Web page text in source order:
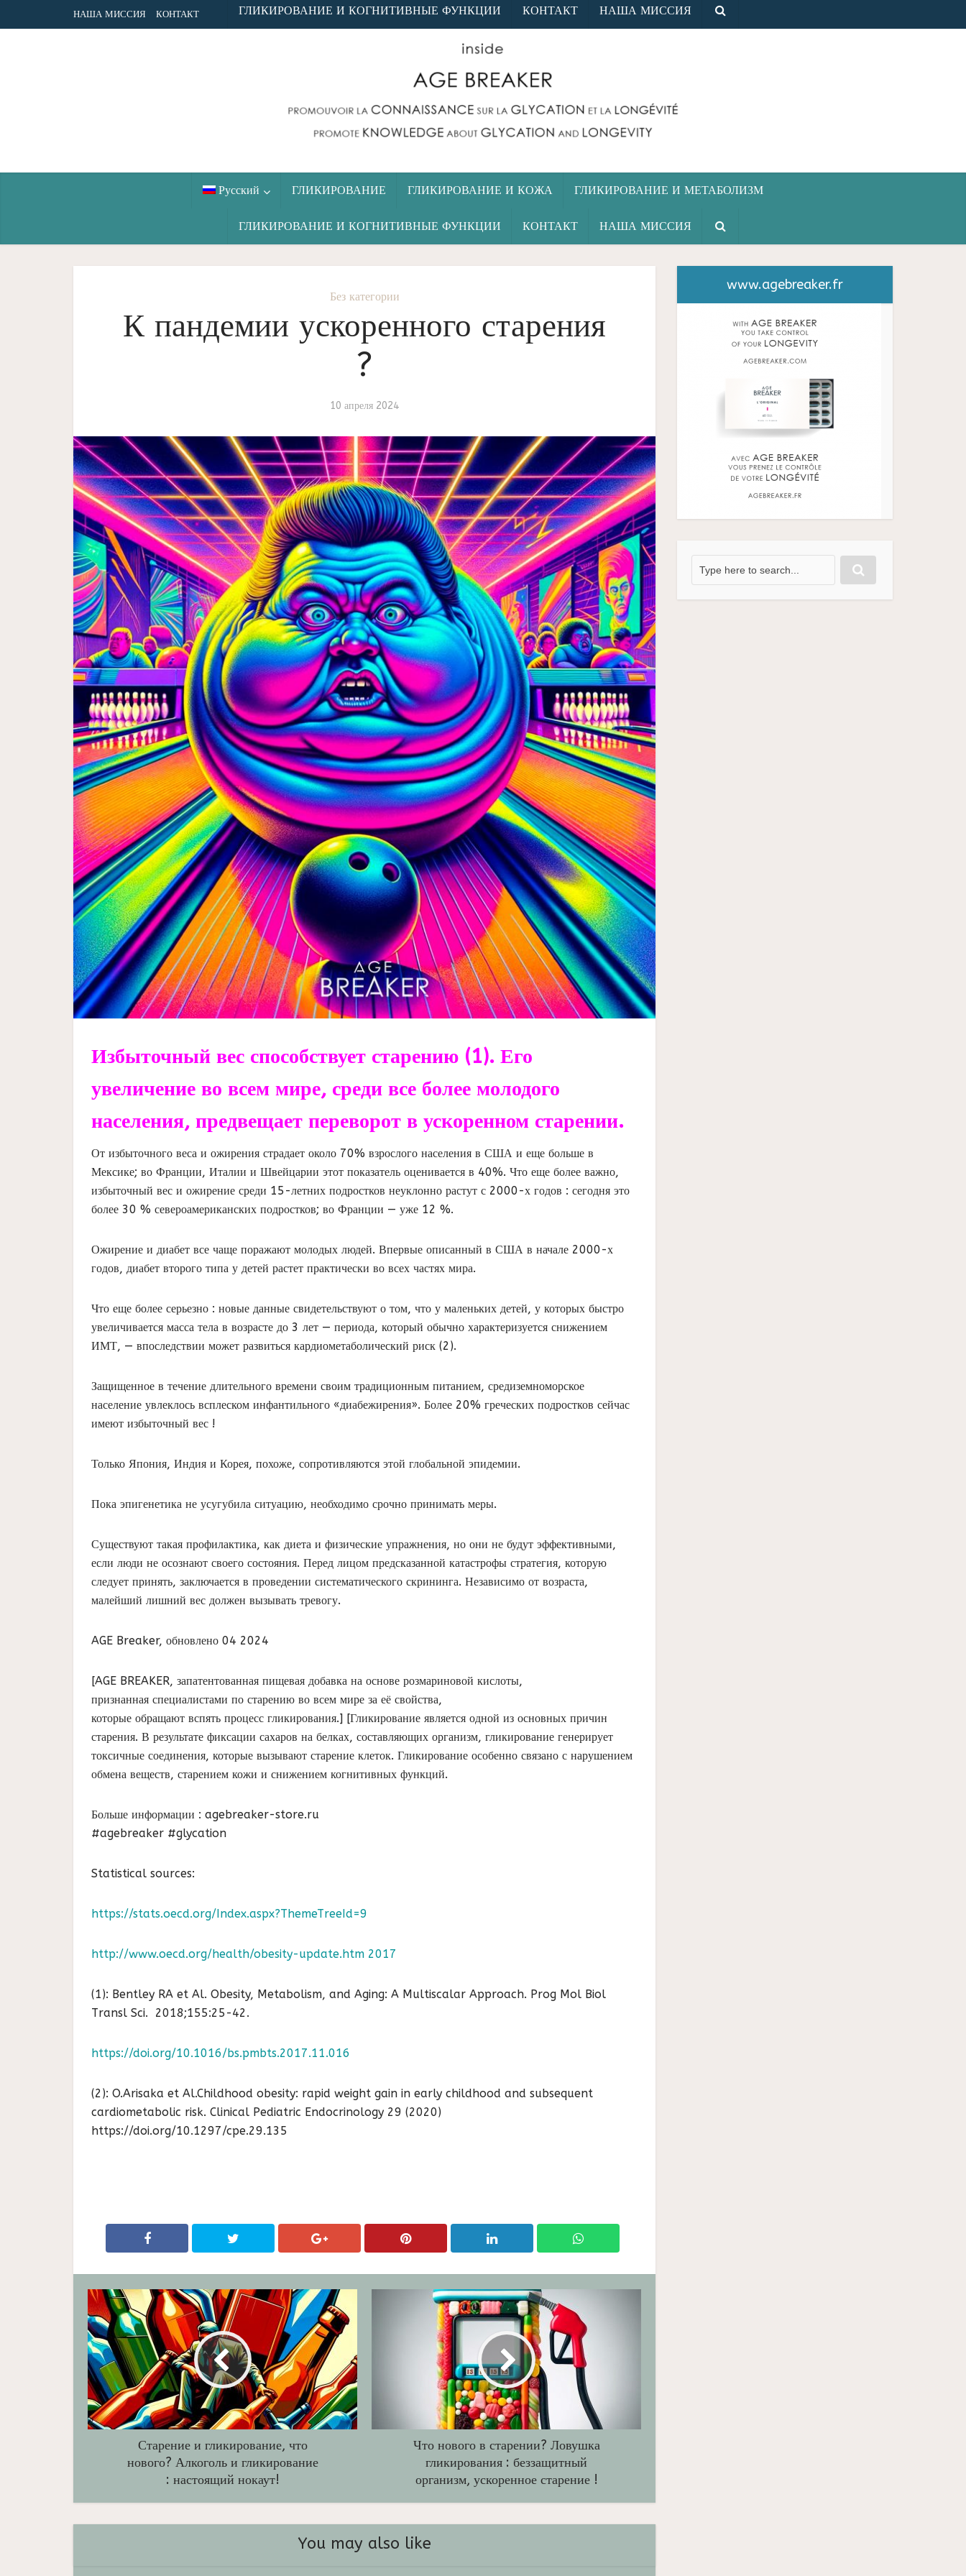
ГЛИКИРОВАНИЕ И КОГНИТИВНЫЕ ФУНКЦИИ КОНТАКТ НАША МИССИЯ
НАША МИССИЯ КОНТАКТ
Русский ГЛИКИРОВАНИЕ ГЛИКИРОВАНИЕ И КОЖА ГЛИКИРОВАНИЕ И МЕТАБОЛИЗМ
ГЛИКИРОВАНИЕ И КОГНИТИВНЫЕ ФУНКЦИИ КОНТАКТ НАША МИССИЯ
Без категории
К пандемии ускоренного старения
?
10 апреля 2024
Избыточный вес способствует старению (1). Его
увеличение во всем мире, среди все более молодого
населения, предвещает переворот в ускоренном старении.
От избыточного веса и ожирения страдает около 70% взрослого населения в США и еще больше в
Мексике; во Франции, Италии и Швейцарии этот показатель оценивается в 40%. Что еще более важно,
избыточный вес и ожирение среди 15-летних подростков неуклонно растут с 2000-х годов : сегодня это
более 30 % североамериканских подростков; во Франции — уже 12 %.
Ожирение и диабет все чаще поражают молодых людей. Впервые описанный в США в начале 2000-х
годов, диабет второго типа у детей растет практически во всех частях мира.
Что еще более серьезно : новые данные свидетельствуют о том, что у маленьких детей, у которых быстро
увеличивается масса тела в возрасте до 3 лет — периода, который обычно характеризуется снижением
ИМТ, — впоследствии может развиться кардиометаболический риск (2).
Защищенное в течение длительного времени своим традиционным питанием, средиземноморское
население увлеклось всплеском инфантильного «диабежирения». Более 20% греческих подростков сейчас
имеют избыточный вес !
Только Япония, Индия и Корея, похоже, сопротивляются этой глобальной эпидемии.
Пока эпигенетика не усугубила ситуацию, необходимо срочно принимать меры.
Существуют такая профилактика, как диета и физические упражнения, но они не будут эффективными,
если люди не осознают своего состояния. Перед лицом предсказанной катастрофы стратегия, которую
следует принять, заключается в проведении систематического скрининга. Независимо от возраста,
малейший лишний вес должен вызывать тревогу.
AGE Breaker, обновлено 04 2024
[AGE BREAKER, запатентованная пищевая добавка на основе розмариновой кислоты,
признанная специалистами по старению во всем мире за её свойства,
которые обращают вспять процесс гликирования.] [Гликирование является одной из основных причин
старения. В результате фиксации сахаров на белках, составляющих организм, гликирование генерирует
токсичные соединения, которые вызывают старение клеток. Гликирование особенно связано с нарушением
обмена веществ, старением кожи и снижением когнитивных функций.
Больше информации : agebreaker-store.ru
#agebreaker #glycation
Statistical sources:
https://stats.oecd.org/Index.aspx?ThemeTreeId=9
http://www.oecd.org/health/obesity-update.htm 2017
(1): Bentley RA et Al. Obesity, Metabolism, and Aging: A Multiscalar Approach. Prog Mol Biol
Transl Sci. 2018;155:25-42.
https://doi.org/10.1016/bs.pmbts.2017.11.016
(2): O.Arisaka et Al.Childhood obesity: rapid weight gain in early childhood and subsequent
cardiometabolic risk. Clinical Pediatric Endocrinology 29 (2020)
https://doi.org/10.1297/cpe.29.135
Старение и гликирование, что
нового? Алкоголь и гликирование
: настоящий нокаут!
Что нового в старении? Ловушка
гликирования : беззащитный
организм, ускоренное старение !
You may also like
www.agebreaker.fr